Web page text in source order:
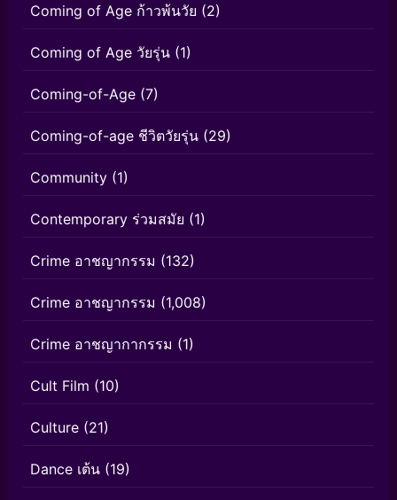
Coming of Age ก้าวพ้นวัย (2)
Coming of Age วัยรุ่น (1)
Coming-of-Age (7)
Coming-of-age ชีวิตวัยรุ่น (29)
Community (1)
Contemporary ร่วมสมัย (1)
Crime อาชญากรรม (132)
Crime อาชญากรรม (1,008)
Crime อาชญากากรรม (1)
Cult Film (10)
Culture (21)
Dance เต้น (19)